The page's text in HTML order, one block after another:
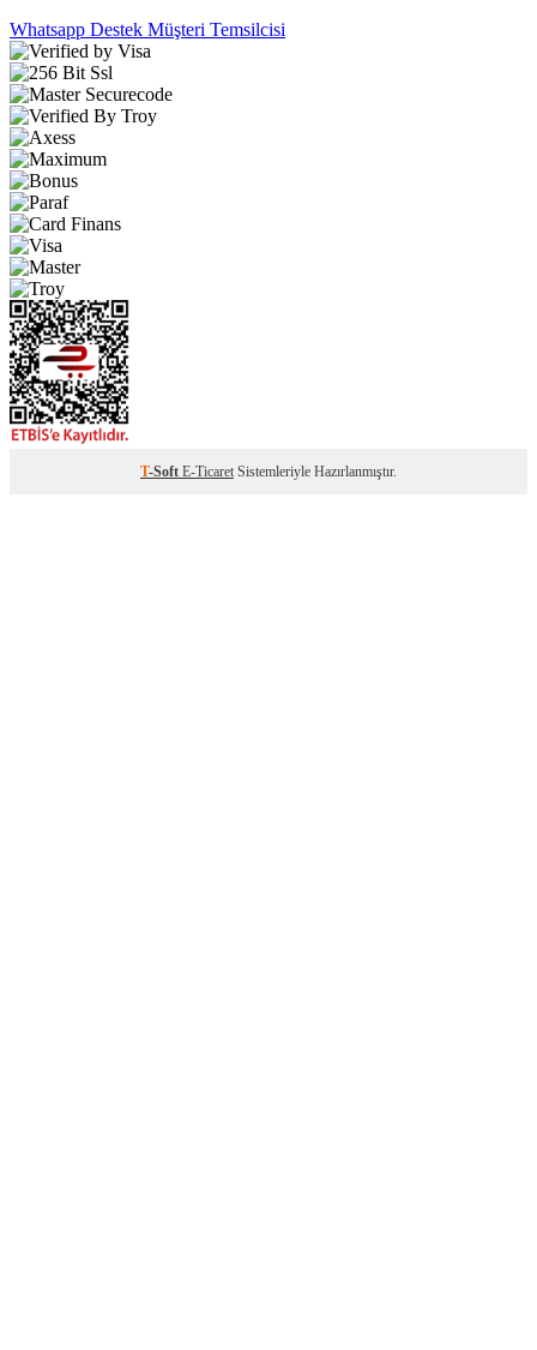
Whatsapp Destek Müşteri Temsilcisi
T-Soft E-Ticaret Sistemleriyle Hazırlanmıştır.